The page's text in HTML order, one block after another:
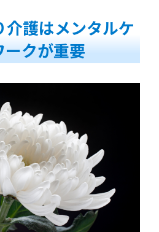
介護はメンタルケ
クが重要